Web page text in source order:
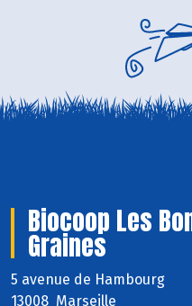
Biocoop Les
Graines
5 avenue de Hambourg
13008 Marseille